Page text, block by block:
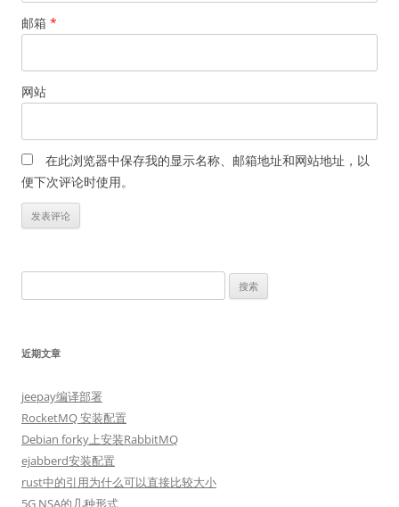
邮箱 *
网站
在此浏览器中保存我的显示名称、邮箱地址和网站地址，以
便下次评论时使用。
索：
近期文章
jeepay编译部署
RocketMQ 安装配置
Debian forky上安装RabbitMQ
ejabberd安装配置
rust中的引用为什么可以直接比较大小
5G NSA的几种形式